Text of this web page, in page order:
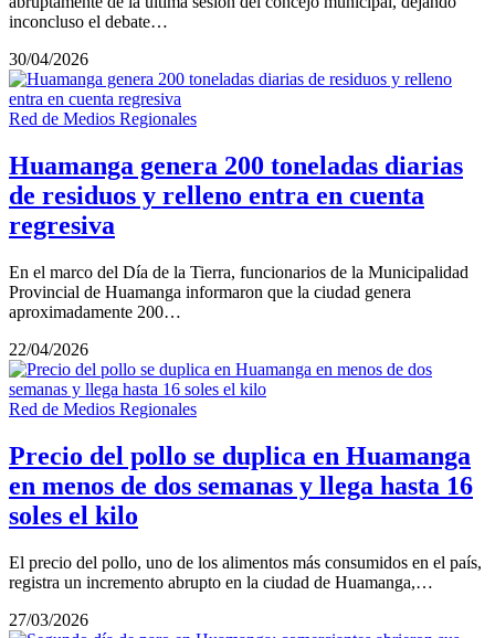
inconcluso el debate…
30/04/2026
Red de Medios Regionales
Huamanga genera 200 toneladas diarias
de residuos y relleno entra en cuenta
regresiva
En el marco del Día de la Tierra, funcionarios de la Municipalidad
Provincial de Huamanga informaron que la ciudad genera
aproximadamente 200…
22/04/2026
Red de Medios Regionales
Precio del pollo se duplica en Huamanga
en menos de dos semanas y llega hasta 16
soles el kilo
El precio del pollo, uno de los alimentos más consumidos en el país,
registra un incremento abrupto en la ciudad de Huamanga,…
27/03/2026